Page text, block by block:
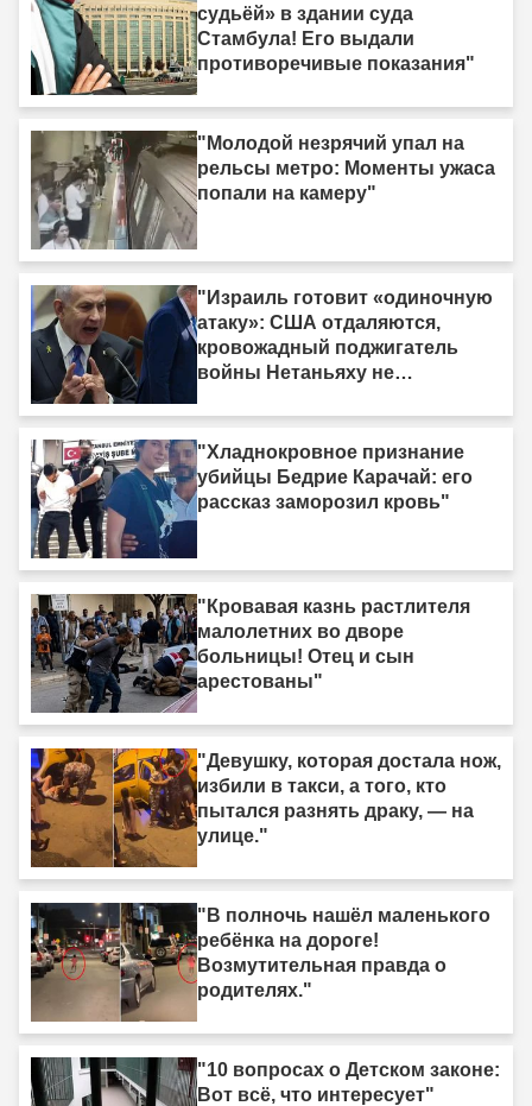
судьёй» в здании суда
Стамбула! Его выдали
противоречивые показания"
"Молодой незрячий упал на
рельсы метро: Моменты ужаса
попали на камеру"
"Израиль готовит «одиночную
атаку»: США отдаляются,
кровожадный поджигатель
войны Нетаньяху не
"Хладнокровное признание
убийцы Бедрие Карачай: его
рассказ заморозил кровь"
"Кровавая казнь растлителя
малолетних во дворе
больницы! Отец и сын
арестованы"
"Девушку, которая достала нож,
избили в такси, а того, кто
пытался разнять драку, — на
улице."
"В полночь нашёл маленького
ребёнка на дороге!
Возмутительная правда о
родителях."
"10 вопросах о Детском законе:
Вот всё, что интересует"